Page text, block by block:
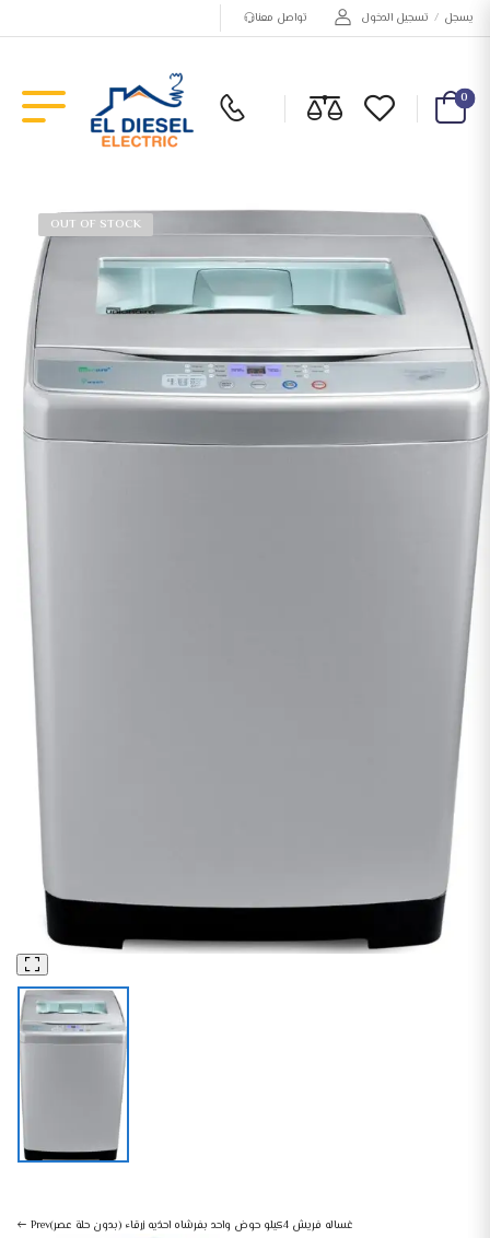
تواصل معنا تسجيل الدخول / يسجل
0
OUT OF STOCK
Prev
غساله فريش 4كيلو حوض واحد بفرشاه احذيه زرقاء (بدون حلة عصر)